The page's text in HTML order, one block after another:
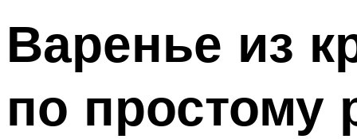
Варенье из
по простому